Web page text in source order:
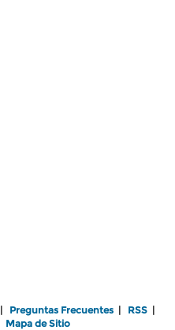
| Preguntas Frecuentes | RSS |
Mapa de Sitio